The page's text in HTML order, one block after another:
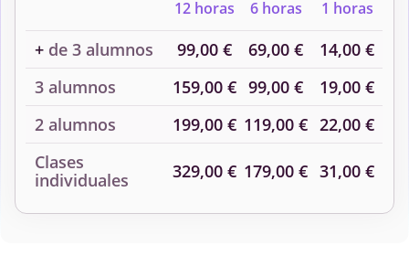
12 horas 6 horas 1 horas
+ de 3 alumnos 99,00 € 69,00 €
14,00 €
3 alumnos
159,00 € 99,00 €
19,00 €
2 alumnos
199,00 € 119,00 € 22,00 €
Clases
individuales
329,00 € 179,00 € 31,00 €